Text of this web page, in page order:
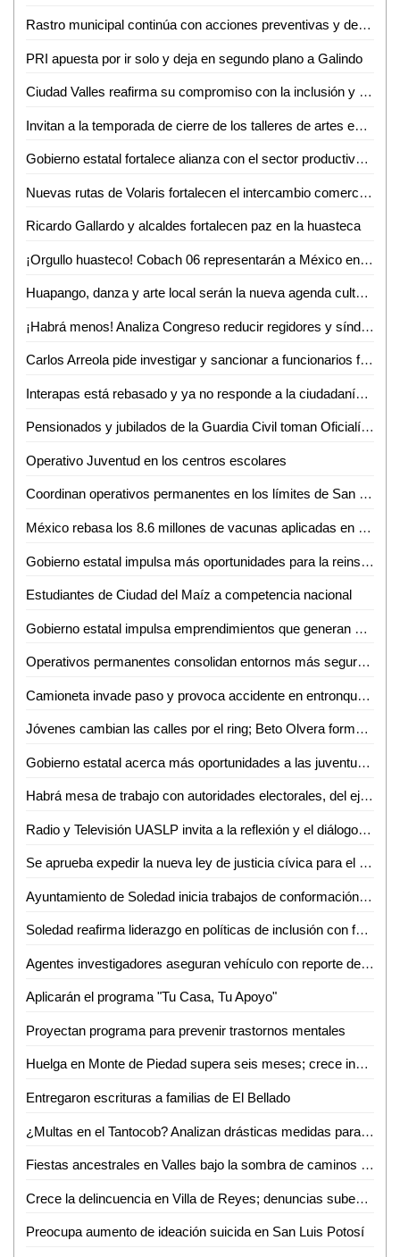
Rastro municipal continúa con acciones preventivas y de concientización contra el gusano barrenador del ganado
PRI apuesta por ir solo y deja en segundo plano a Galindo
Ciudad Valles reafirma su compromiso con la inclusión y el respeto a la diversidad
Invitan a la temporada de cierre de los talleres de artes escénicas, danza y teatro en el CeartSLP
Gobierno estatal fortalece alianza con el sector productivo para impulsar crecimiento económico
Nuevas rutas de Volaris fortalecen el intercambio comercial y turístico de San Luis Potosí
Ricardo Gallardo y alcaldes fortalecen paz en la huasteca
¡Orgullo huasteco! Cobach 06 representarán a México en Brasil
Huapango, danza y arte local serán la nueva agenda cultural en Ciudad Valles
¡Habrá menos! Analiza Congreso reducir regidores y síndicos; reforma entraría en vigor hasta 2030
Carlos Arreola pide investigar y sancionar a funcionarios federales que incumplan con su labor
Interapas está rebasado y ya no responde a la ciudadanía: Luis Fernando Gámez
Pensionados y jubilados de la Guardia Civil toman Oficialía Mayor por incumplimiento de aumento salarial
Operativo Juventud en los centros escolares
Coordinan operativos permanentes en los límites de San Luis Potosí y Zacatecas
México rebasa los 8.6 millones de vacunas aplicadas en poco más de un mes
Gobierno estatal impulsa más oportunidades para la reinserción social de mujeres
Estudiantes de Ciudad del Maíz a competencia nacional
Gobierno estatal impulsa emprendimientos que generan más empleo
Operativos permanentes consolidan entornos más seguros en todo el estado
Camioneta invade paso y provoca accidente en entronque carretero
Jóvenes cambian las calles por el ring; Beto Olvera forma nueva generación de atletas en Valles
Gobierno estatal acerca más oportunidades a las juventudes de la región media
Habrá mesa de trabajo con autoridades electorales, del ejecutivo e instancias diversas sobre la reforma electoral en curso: Dip. Héctor Serrano Cortés
Radio y Televisión UASLP invita a la reflexión y el diálogo sobre la diversidad con la 6ª Jornada Radiofónica "Mes del Orgullo"
Se aprueba expedir la nueva ley de justicia cívica para el estado y municipios de San Luis Potosí
Ayuntamiento de Soledad inicia trabajos de conformación de segundo informe de gobierno
Soledad reafirma liderazgo en políticas de inclusión con feria nacional del empleo 2026
Agentes investigadores aseguran vehículo con reporte de robo en Tamazunchale
Aplicarán el programa "Tu Casa, Tu Apoyo"
Proyectan programa para prevenir trastornos mentales
Huelga en Monte de Piedad supera seis meses; crece incertidumbre por prendas empeñadas
Entregaron escrituras a familias de El Bellado
¿Multas en el Tantocob? Analizan drásticas medidas para cuidar áreas verdes
Fiestas ancestrales en Valles bajo la sombra de caminos destrozados
Crece la delincuencia en Villa de Reyes; denuncias suben 33% en un año
Preocupa aumento de ideación suicida en San Luis Potosí